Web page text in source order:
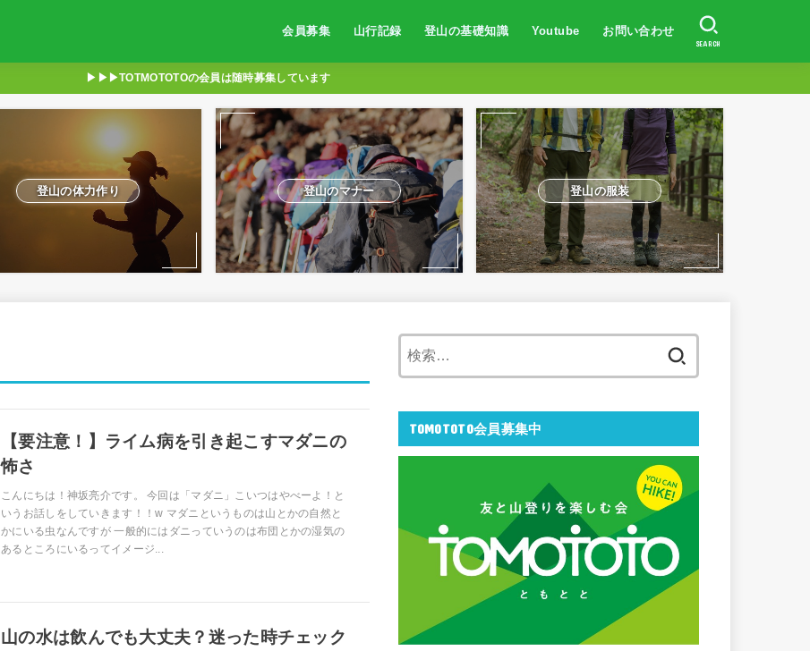
会員募集 山行記録 登山の基礎知識
登山初心者向け
登山の服装・持ち物
山の歩き方
防水対策
トレーニング方法
山岳事故・遭難対策
体験談
Youtube
登山初心者向け
富士山に登りたい人へ
登山での体験談
山の登り方
登山の服装
地図の読み方
日焼け対策
登山の体力作り
山岳遭難事故対策
お問い合わせ
SEARCH
▶︎▶︎▶︎TOTMOTOTOの会員は随時募集しています
登山の体力作り 登山のマナー 登山の服装
【要注意！】ライム病を引き起こすマダニの
怖さ
こんにちは！神坂亮介です。 今回は「マダニ」こいつはやべーよ！と
いうお話しをしていきます！！w マダニというものは山とかの自然と
かにいる虫なんですが 一般的にはダニっていうのは布団とかの湿気の
あるところにいるってイメージ...
山の水は飲んでも大丈夫？迷った時チェック
TOMOTOTO会員募集中